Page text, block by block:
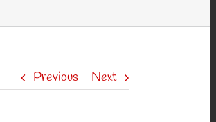
Previous Next